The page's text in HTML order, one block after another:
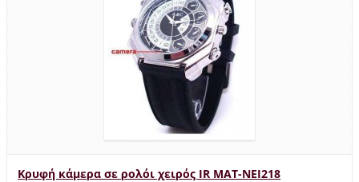
Κρυφή κάμερα σε ρολόι χειρός IR MAT-NEI218